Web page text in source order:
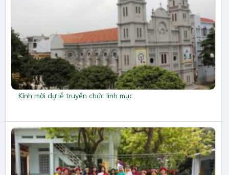
Kính mời dự lễ truyền chức linh mục